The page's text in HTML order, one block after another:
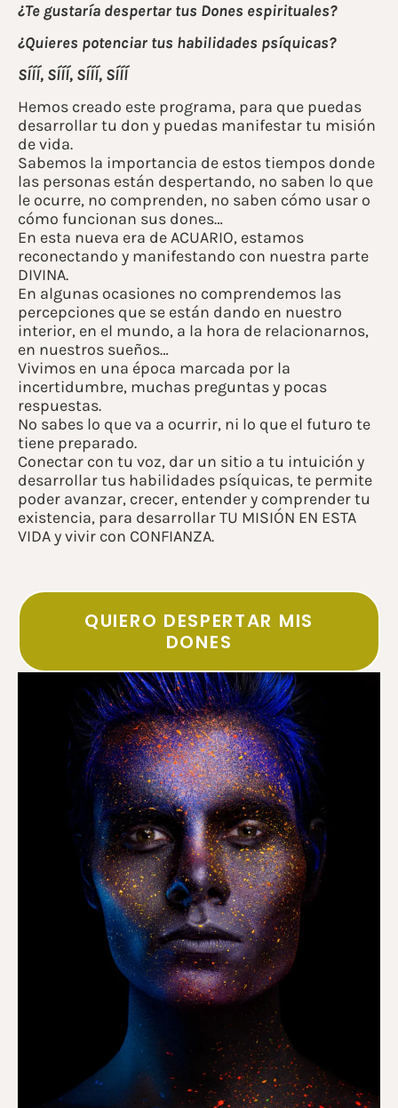
¿Te gustaría despertar tus Dones espirituales?
¿Quieres potenciar tus habilidades psíquicas?
SÍÍÍ, SÍÍÍ, SÍÍÍ, SÍÍÍ
Hemos creado este programa, para que puedas
desarrollar tu don y puedas manifestar tu misión
de vida.
Sabemos la importancia de estos tiempos donde
las personas están despertando, no saben lo que
le ocurre, no comprenden, no saben cómo usar o
cómo funcionan sus dones…
En esta nueva era de ACUARIO, estamos
reconectando y manifestando con nuestra parte
DIVINA.
En algunas ocasiones no comprendemos las
percepciones que se están dando en nuestro
interior, en el mundo, a la hora de relacionarnos,
en nuestros sueños…
Vivimos en una época marcada por la
incertidumbre, muchas preguntas y pocas
respuestas.
No sabes lo que va a ocurrir, ni lo que el futuro te
tiene preparado.
Conectar con tu voz, dar un sitio a tu intuición y
desarrollar tus habilidades psíquicas, te permite
poder avanzar, crecer, entender y comprender tu
existencia, para desarrollar TU MISIÓN EN ESTA
VIDA y vivir con CONFIANZA.
QUIERO DESPERTAR MIS
DONES